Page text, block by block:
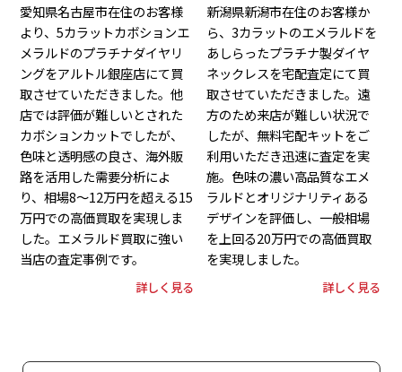
愛知県名古屋市在住のお客様
より、5カラットカボションエ
メラルドのプラチナダイヤリ
ングをアルトル銀座店にて買
取させていただきました。他
店では評価が難しいとされた
カボションカットでしたが、
色味と透明感の良さ、海外販
路を活用した需要分析によ
り、相場8～12万円を超える15
万円での高価買取を実現しま
した。エメラルド買取に強い
当店の査定事例です。
詳しく見る
新潟県新潟市在住のお客様か
ら、3カラットのエメラルドを
あしらったプラチナ製ダイヤ
ネックレスを宅配査定にて買
取させていただきました。遠
方のため来店が難しい状況で
したが、無料宅配キットをご
利用いただき迅速に査定を実
施。色味の濃い高品質なエメ
ラルドとオリジナリティある
デザインを評価し、一般相場
を上回る20万円での高価買取
を実現しました。
詳しく見る